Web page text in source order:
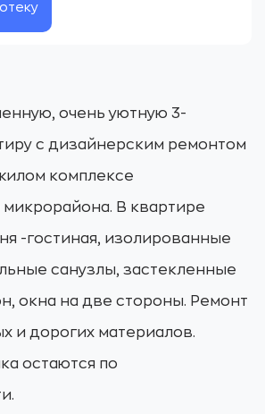
очень уютную 3-
с дизайнерским ремонтом
комплексе
В квартире
-гостиная, изолированные
санузлы, застекленные
окна на две стороны. Ремонт
и дорогих материалов.
остаются по